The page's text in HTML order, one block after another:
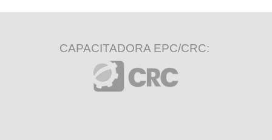
CAPACITADORA EPC/CRC: